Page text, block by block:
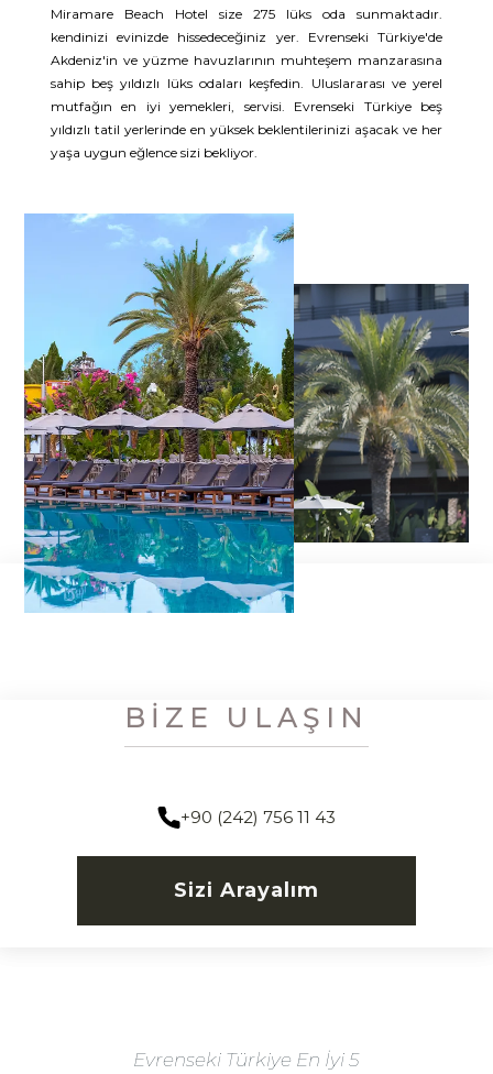
Miramare Beach Hotel size 275 lüks oda sunmaktadır.
kendinizi evinizde hissedeceğiniz yer. Evrenseki Türkiye'de
Akdeniz'in ve yüzme havuzlarının muhteşem manzarasına
sahip beş yıldızlı lüks odaları keşfedin. Uluslararası ve yerel
mutfağın en iyi yemekleri, servisi. Evrenseki Türkiye beş
yıldızlı tatil yerlerinde en yüksek beklentilerinizi aşacak ve her
yaşa uygun eğlence sizi bekliyor.
BIZE ULAŞIN
+90 (242) 756 11 43
Sizi Arayalım
Evrenseki Türkiye En İyi 5